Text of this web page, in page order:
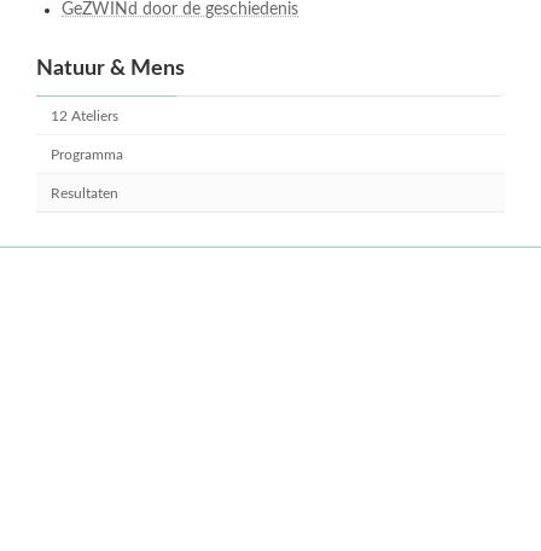
GeZWINd door de geschiedenis
Natuur & Mens
12 Ateliers
Programma
Resultaten